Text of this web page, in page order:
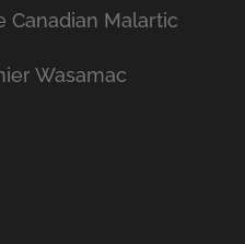
Canadian Malartic
Wasamac